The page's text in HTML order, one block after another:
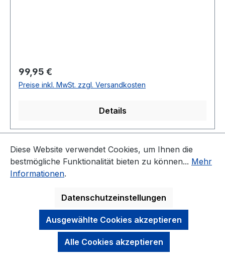
Regulärer Preis:
99,95 €
Preise inkl. MwSt. zzgl. Versandkosten
Details
Seite
1 Seite
2
KONTAKT
NEWSLETTER
Diese Website verwendet Cookies, um Ihnen die
bestmögliche Funktionalität bieten zu können... Mehr
Informationen.
Datenschutzeinstellungen
Ausgewählte Cookies akzeptieren
Alle Cookies akzeptieren